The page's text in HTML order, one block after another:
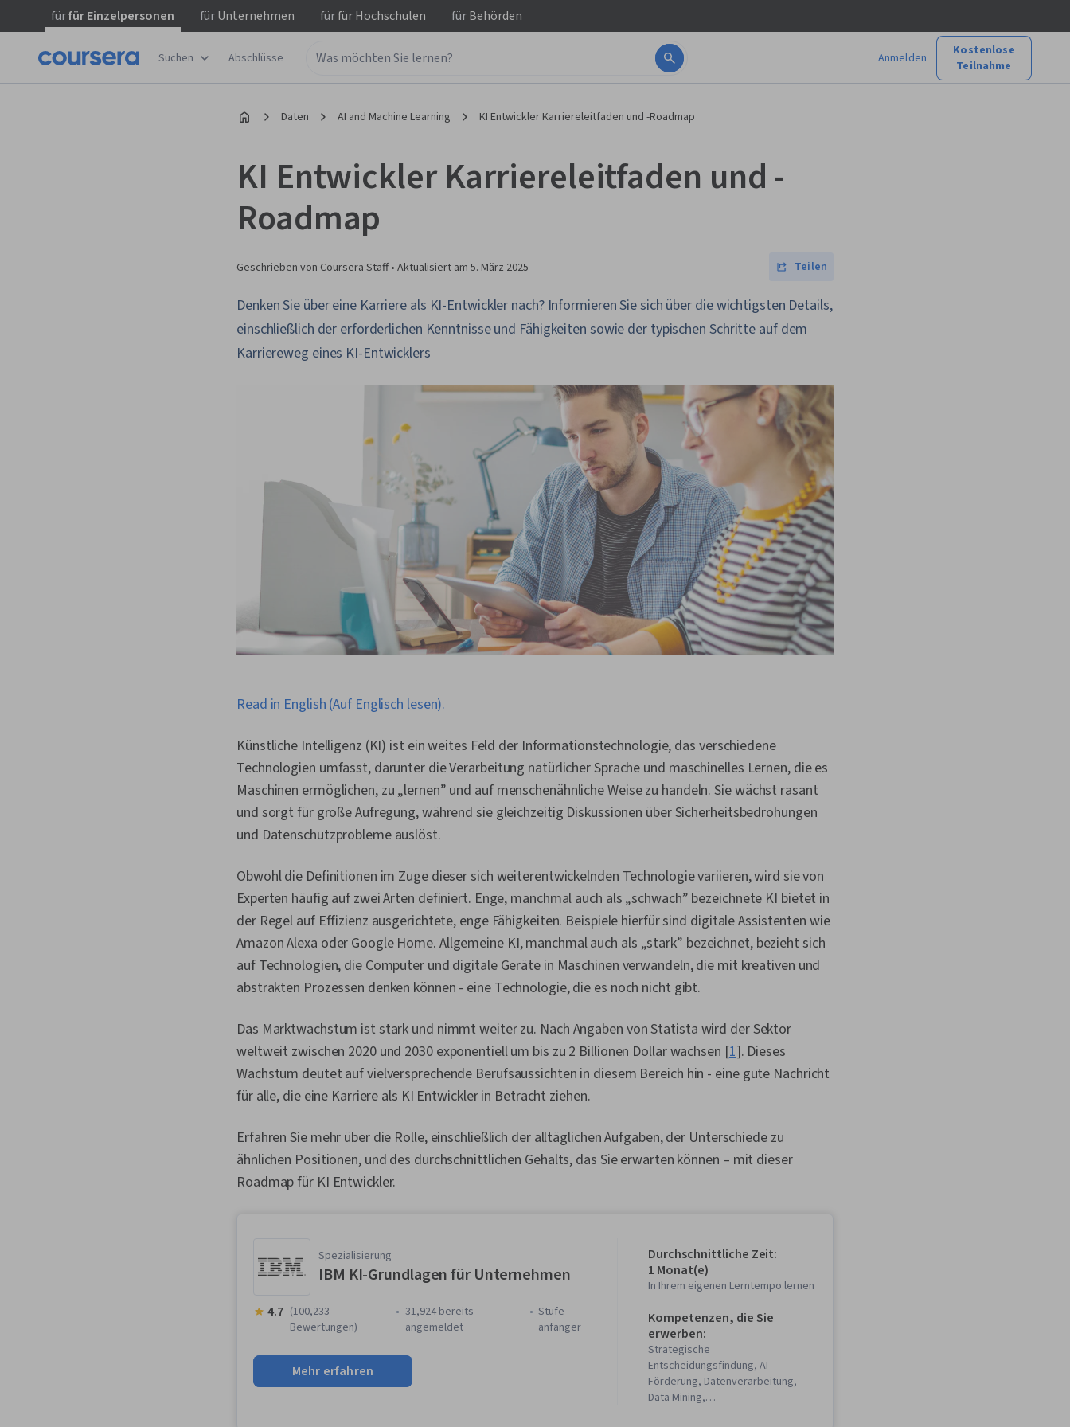
fürfür Einzelpersonen fürUnternehmen fürfür Hochschulen fürBehörden
Suchen Abschlüsse Anmelden
Kostenlose
Teilnahme
Daten AI and Machine Learning KI Entwickler Karriereleitfaden und -Roadmap
KI Entwickler Karriereleitfaden und -
Roadmap
Geschrieben von Coursera Staff • Aktualisiert am 5. März 2025 Teilen
Denken Sie über eine Karriere als KI-Entwickler nach? Informieren Sie sich über die wichtigsten Details,
einschließlich der erforderlichen Kenntnisse und Fähigkeiten sowie der typischen Schritte auf dem
Karriereweg eines KI-Entwicklers
Read in English (Auf Englisch lesen).
Künstliche Intelligenz (KI) ist ein weites Feld der Informationstechnologie, das verschiedene
Technologien umfasst, darunter die Verarbeitung natürlicher Sprache und maschinelles Lernen, die es
Maschinen ermöglichen, zu „lernen” und auf menschenähnliche Weise zu handeln. Sie wächst rasant
und sorgt für große Aufregung, während sie gleichzeitig Diskussionen über Sicherheitsbedrohungen
und Datenschutzprobleme auslöst.
Obwohl die Definitionen im Zuge dieser sich weiterentwickelnden Technologie variieren, wird sie von
Experten häufig auf zwei Arten definiert. Enge, manchmal auch als „schwach” bezeichnete KI bietet in
der Regel auf Effizienz ausgerichtete, enge Fähigkeiten. Beispiele hierfür sind digitale Assistenten wie
Amazon Alexa oder Google Home. Allgemeine KI, manchmal auch als „stark” bezeichnet, bezieht sich
auf Technologien, die Computer und digitale Geräte in Maschinen verwandeln, die mit kreativen und
abstrakten Prozessen denken können - eine Technologie, die es noch nicht gibt.
Das Marktwachstum ist stark und nimmt weiter zu. Nach Angaben von Statista wird der Sektor
weltweit zwischen 2020 und 2030 exponentiell um bis zu 2 Billionen Dollar wachsen [1]. Dieses
Wachstum deutet auf vielversprechende Berufsaussichten in diesem Bereich hin - eine gute Nachricht
für alle, die eine Karriere als KI Entwickler in Betracht ziehen.
Erfahren Sie mehr über die Rolle, einschließlich der alltäglichen Aufgaben, der Unterschiede zu
ähnlichen Positionen, und des durchschnittlichen Gehalts, das Sie erwarten können – mit dieser
Roadmap für KI Entwickler.
Spezialisierung
IBM KI-Grundlagen für Unternehmen
4.7 (100,233
Bewertungen)
31,924 bereits
angemeldet
stufe
anfänger
Mehr erfahren
Durchschnittliche Zeit:
1 Monat(e)
In Ihrem eigenen Lerntempo lernen
Kompetenzen, die Sie
erwerben:
Strategische
Entscheidungsfindung, AI-
Förderung, Datenverarbeitung,
Data Mining,